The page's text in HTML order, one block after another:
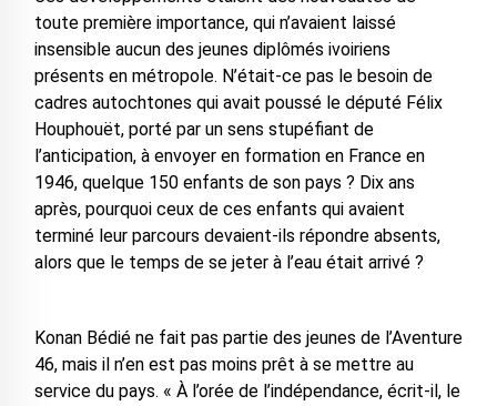
toute première importance, qui n’avaient laissé
insensible aucun des jeunes diplômés ivoiriens
présents en métropole. N’était-ce pas le besoin de
cadres autochtones qui avait poussé le député Félix
Houphouët, porté par un sens stupéfiant de
l’anticipation, à envoyer en formation en France en
1946, quelque 150 enfants de son pays ? Dix ans
après, pourquoi ceux de ces enfants qui avaient
terminé leur parcours devaient-ils répondre absents,
alors que le temps de se jeter à l’eau était arrivé ?
Konan Bédié ne fait pas partie des jeunes de l’Aventure
46, mais il n’en est pas moins prêt à se mettre au
service du pays. « À l’orée de l’indépendance, écrit-il, le